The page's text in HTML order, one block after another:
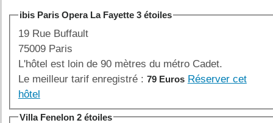
ibis Paris Opera La Fayette 3 étoiles
19 Rue Buffault
75009 Paris
L'hôtel est loin de 90 mètres du métro Cadet.
Le meilleur tarif enregistré : 79 Euros Réserver cet
hôtel
Villa Fenelon 2 étoiles